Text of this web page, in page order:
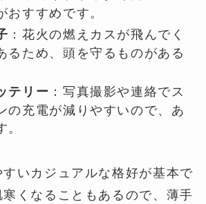
おすすめです。
：花火の燃えカスが飛んでく
るため、頭を守るものがある
テリー ：写真撮影や連絡でス
の充電が減りやすいので、あ
いカジュアルな格好が基本で
くなることもあるので、薄手